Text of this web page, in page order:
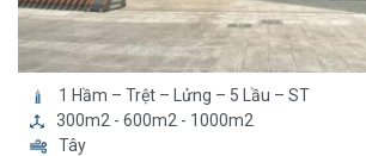
1 Hầm – Trệt – Lửng – 5 Lầu – ST
300m2 - 600m2 - 1000m2
Tây